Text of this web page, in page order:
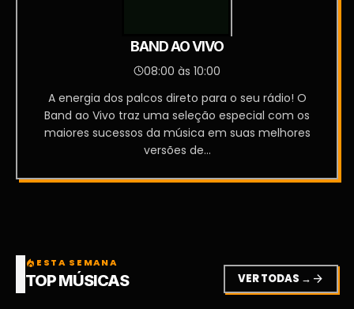
BAND AO VIVO
08:00 às 10:00
A energia dos palcos direto para o seu rádio! O
Band ao Vivo traz uma seleção especial com os
maiores sucessos da música em suas melhores
versões de...
local_fire_department ESTA SEMANA
TOP MÚSICAS VER TODAS → arrow_forward